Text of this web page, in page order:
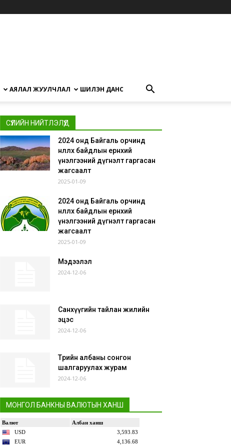
АЯЛАЛ ЖУУЛЧЛАЛ ШИЛЭН ДАНС
СҮҮЛИЙН НИЙТЛЭЛҮҮД
2024 онд Байгаль орчинд
нөлөөлөх байдлын ерөнхий
үнэлгээний дүгнэлт гаргасан
жагсаалт
2025-01-09
2024 онд Байгаль орчинд
нөлөөлөх байдлын ерөнхий
үнэлгээний дүгнэлт гаргасан
жагсаалт
2025-01-09
Мэдээлэл
2024-12-06
Санхүүгийн тайлан жилийн
эцэс
2024-12-06
Төрийн албаны сонгон
шалгаруулах журам
2024-12-06
МОНГОЛ БАНКНЫ ВАЛЮТЫН ХАНШ